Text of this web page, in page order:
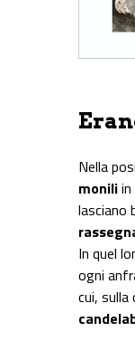
Nella
monili
lasciano
In quel
ogni
cui,